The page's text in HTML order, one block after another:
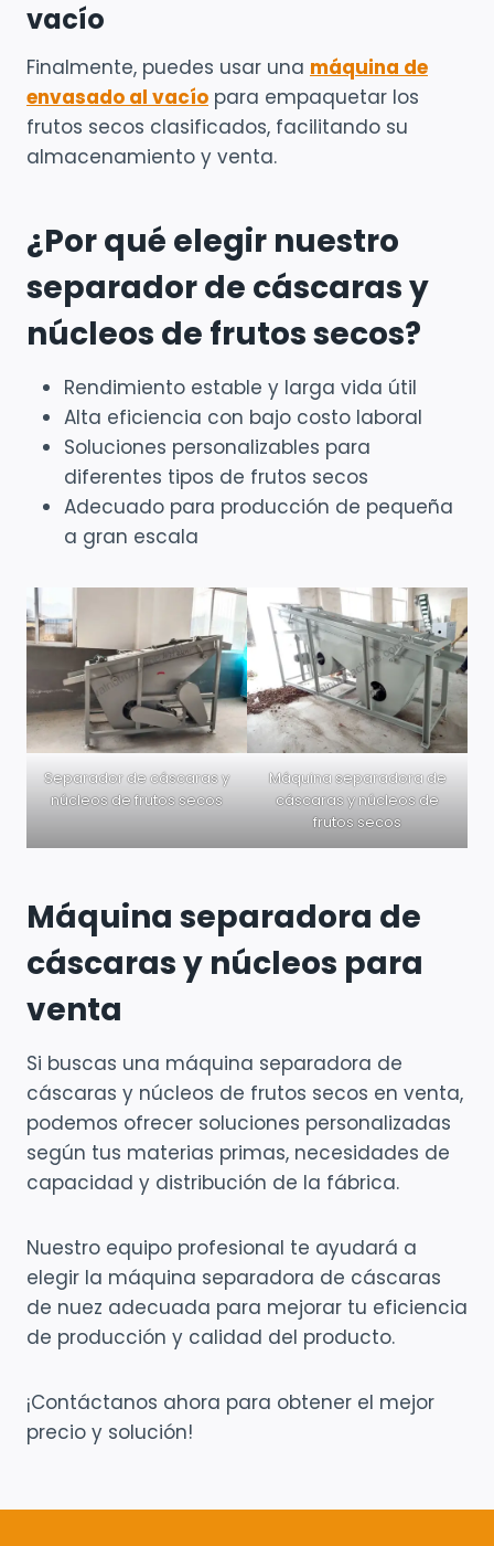
vacío
Finalmente, puedes usar una máquina de
envasado al vacío para empaquetar los
frutos secos clasificados, facilitando su
almacenamiento y venta.
¿Por qué elegir nuestro
separador de cáscaras y
núcleos de frutos secos?
Rendimiento estable y larga vida útil
Alta eficiencia con bajo costo laboral
Soluciones personalizables para
diferentes tipos de frutos secos
Adecuado para producción de pequeña
a gran escala
Separador de cáscaras y
núcleos de frutos secos
Máquina separadora de
cáscaras y núcleos de
frutos secos
Máquina separadora de
cáscaras y núcleos para
venta
Si buscas una máquina separadora de
cáscaras y núcleos de frutos secos en venta,
podemos ofrecer soluciones personalizadas
según tus materias primas, necesidades de
capacidad y distribución de la fábrica.
Nuestro equipo profesional te ayudará a
elegir la máquina separadora de cáscaras
de nuez adecuada para mejorar tu eficiencia
de producción y calidad del producto.
¡Contáctanos ahora para obtener el mejor
precio y solución!